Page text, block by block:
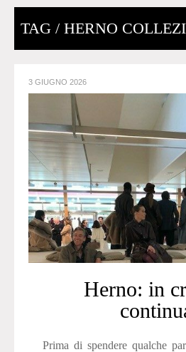
TAG / HERNO
3 GIUGNO 2026
Herno: in
Prima di spendere qualche